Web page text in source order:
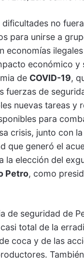
dificultades no
para unirse a
economías
económico y
de COVID-19,
fuerzas de
nuevas tareas y
para
crisis, junto con
que generó el
la elección del
Petro, como
de seguridad de
total de la
coca y de las